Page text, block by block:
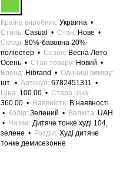
Країна виробник Украина
Стиль Casual Стан Нове
Склад 80%-бавовна 20%-
поліестер
Сезон Весна Лето
Осень
Стан товару Новий
Бренд Hibrand
Одиниці виміру
шт.
Артикул 6782451311
Ціна 100.00
Стара ціна
360.00
Наявність В наявності
Колір Зелений Валюта UAH
Назва Дитяче тонке худі 104,
зелене
Розділ Худі дитяче
тонке демисезонне